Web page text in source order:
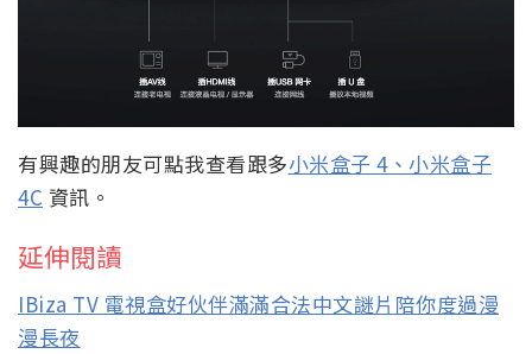
有興趣的朋友可點我查看跟多小米盒子 4、 小米盒子
4C 資訊。
延伸閱讀
IBiza TV 電視盒好伙伴滿滿合法中文謎片陪你度過漫
漫長夜